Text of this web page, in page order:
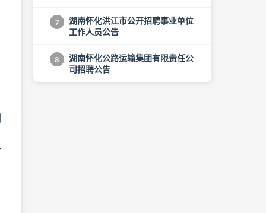
7
湖南怀化洪江市公开招聘事业单位
工作人员公告
8
湖南怀化公路运输集团有限责任公
司招聘公告